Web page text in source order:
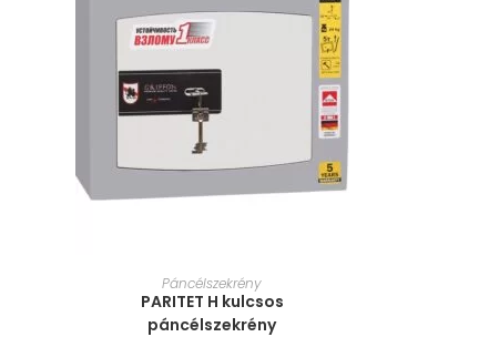
MÉRET VÁLASZTÁSA
Páncélszekrény
PARITET H kulcsos
páncélszekrény